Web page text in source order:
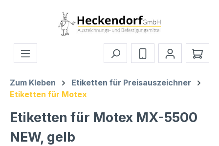
Zum Hauptinhalt springen
Zum Kleben
Etiketten für Preisauszeichner
Etiketten für Motex
Etiketten für Motex MX-5500
NEW, gelb